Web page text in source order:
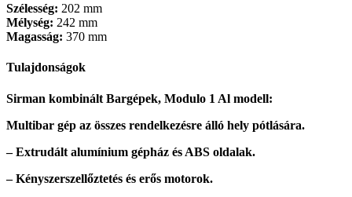
Szélesség: 202 mm
Mélység: 242 mm
Magasság: 370 mm
Tulajdonságok
Sirman kombinált Bargépek, Modulo 1 Al modell:
Multibar gép az összes rendelkezésre álló hely pótlására.
– Extrudált alumínium gépház és ABS oldalak.
– Kényszerszellőztetés és erős motorok.